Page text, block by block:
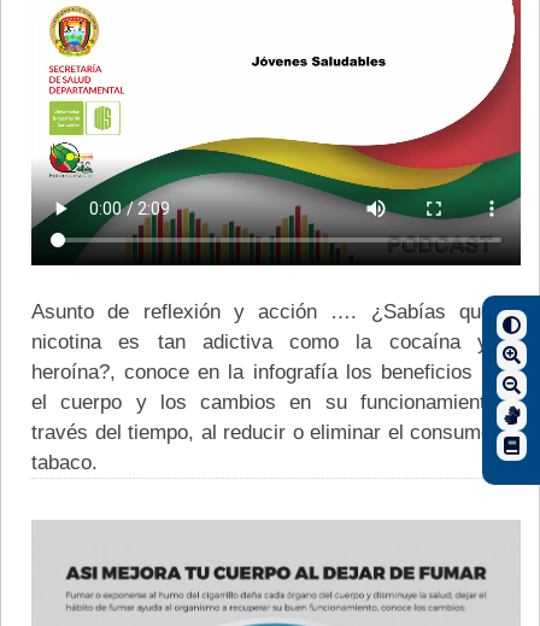
Asunto de reflexión y acción …. ¿Sabías que la
nicotina es tan adictiva como la cocaína y la
heroína?, conoce en la infografía los beneficios para
el cuerpo y los cambios en su funcionamiento a
través del tiempo, al reducir o eliminar el consumo de
tabaco.